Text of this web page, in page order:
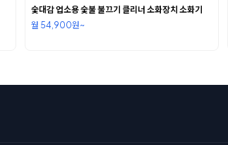
숯대감 업소용 숯불 불끄기 클리너 소화장치 소화기
월 54,900원~